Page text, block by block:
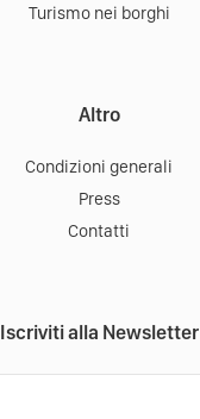
Turismo nei borghi
Altro
Condizioni generali
Press
Contatti
Iscriviti alla Newsletter